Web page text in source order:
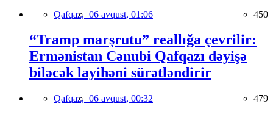
Qafqaz, 06 avqust, 01:06 450
“Tramp marşrutu” reallığa çevrilir:
Ermənistan Cənubi Qafqazı dəyişə
biləcək layihəni sürətləndirir
Qafqaz, 06 avqust, 00:32 479